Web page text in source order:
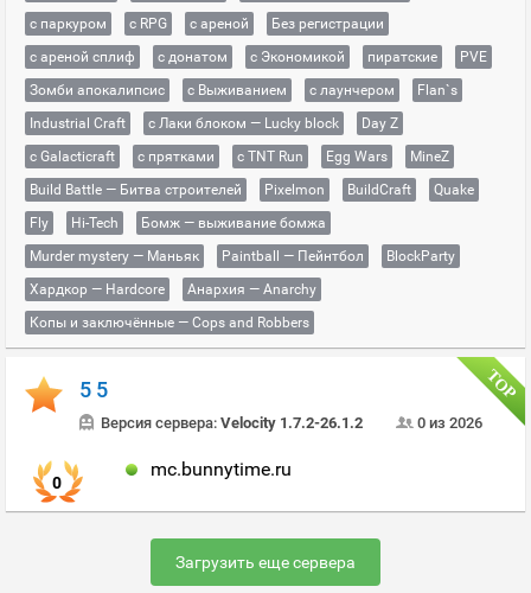
с паркуром
с RPG с ареной
Без регистрации
с ареной сплиф
с донатом с Экономикой пиратские
PVE
Зомби апокалипсис
с Выживанием с лаунчером
Flan`s
Industrial Craft
с Лаки блоком — Lucky block
Day Z
с Galacticraft
с прятками с TNT Run Egg Wars
MineZ
Build Battle — Битва строителей
Pixelmon BuildCraft
Quake
Fly
Hi-Tech
Бомж — выживание бомжа
Murder mystery — Маньяк
Paintball — Пейнтбол
BlockParty
Хардкор — Hardcore
Анархия — Anarchy
Копы и заключённые — Cops and Robbers
5 5
Версия сервера: Velocity 1.7.2-26.1.2 0 из 2026
0
mc.bunnytime.ru
Загрузить еще сервера